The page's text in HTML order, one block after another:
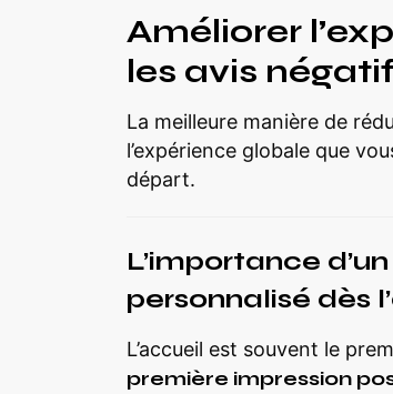
Améliorer
les avis
La meilleure manière de
l’expérience globale que
départ.
L’importance
personnalisé dès
L’accueil est souvent le
première impression